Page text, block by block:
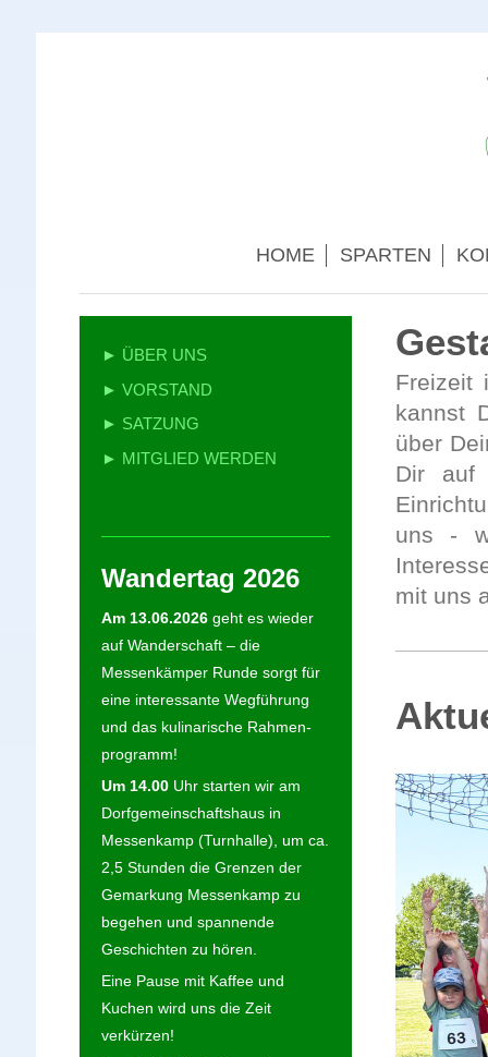
HOME SPARTEN
Freizeit
kannst
über
Dir auf
uns -
mit uns
► ÜBER UNS
► VORSTAND
► SATZUNG
► MITGLIED WERDEN
Wandertag 2026
Am 13.06.2026geht es wieder
auf Wanderschaft – die
Messenkämper Runde sorgt für
eine interessante Wegführung
und das kulinarische Rahmen-
programm!
Um 14.00Uhr starten wir am
Dorfgemeinschaftshaus in
Messenkamp (Turnhalle), um ca.
2,5 Stunden die Grenzen der
Gemarkung Messenkamp zu
begehen und spannende
Geschichten zu hören.
Eine Pause mit Kaffee und
Kuchen wird uns die Zeit
verkürzen!